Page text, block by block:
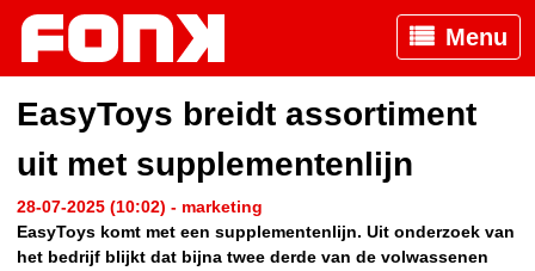
Menu
EasyToys breidt assortiment
uit met supplementenlijn
28-07-2025 (10:02) - marketing
EasyToys komt met een supplementenlijn. Uit onderzoek van
het bedrijf blijkt dat bijna twee derde van de volwassenen